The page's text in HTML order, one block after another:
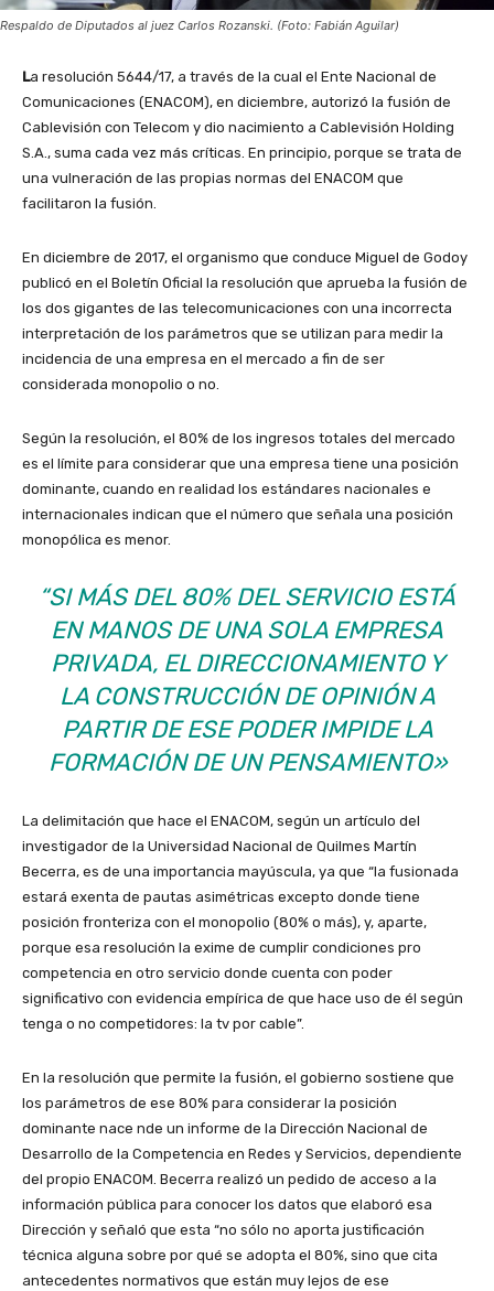
Respaldo de Diputados al juez Carlos Rozanski. (Foto: Fabián Aguilar)
La resolución 5644/17, a través de la cual el Ente Nacional de
Comunicaciones (ENACOM), en diciembre, autorizó la fusión de
Cablevisión con Telecom y dio nacimiento a Cablevisión Holding
S.A., suma cada vez más críticas. En principio, porque se trata de
una vulneración de las propias normas del ENACOM que
facilitaron la fusión.
En diciembre de 2017, el organismo que conduce Miguel de Godoy
publicó en el Boletín Oficial la resolución que aprueba la fusión de
los dos gigantes de las telecomunicaciones con una incorrecta
interpretación de los parámetros que se utilizan para medir la
incidencia de una empresa en el mercado a fin de ser
considerada monopolio o no.
Según la resolución, el 80% de los ingresos totales del mercado
es el límite para considerar que una empresa tiene una posición
dominante, cuando en realidad los estándares nacionales e
internacionales indican que el número que señala una posición
monopólica es menor.
“SI MÁS DEL 80% DEL SERVICIO ESTÁ
EN MANOS DE UNA SOLA EMPRESA
PRIVADA, EL DIRECCIONAMIENTO Y
LA CONSTRUCCIÓN DE OPINIÓN A
PARTIR DE ESE PODER IMPIDE LA
FORMACIÓN DE UN PENSAMIENTO»
La delimitación que hace el ENACOM, según un artículo del
investigador de la Universidad Nacional de Quilmes Martín
Becerra, es de una importancia mayúscula, ya que “la fusionada
estará exenta de pautas asimétricas excepto donde tiene
posición fronteriza con el monopolio (80% o más), y, aparte,
porque esa resolución la exime de cumplir condiciones pro
competencia en otro servicio donde cuenta con poder
significativo con evidencia empírica de que hace uso de él según
tenga o no competidores: la tv por cable”.
En la resolución que permite la fusión, el gobierno sostiene que
los parámetros de ese 80% para considerar la posición
dominante nace nde un informe de la Dirección Nacional de
Desarrollo de la Competencia en Redes y Servicios, dependiente
del propio ENACOM. Becerra realizó un pedido de acceso a la
información pública para conocer los datos que elaboró esa
Dirección y señaló que esta “no sólo no aporta justificación
técnica alguna sobre por qué se adopta el 80%, sino que cita
antecedentes normativos que están muy lejos de ese